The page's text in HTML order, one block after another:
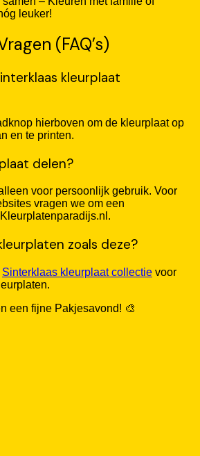
leuker!
(FAQ’s)
kleurplaat
hierboven om de kleurplaat op
en te printen.
delen?
voor persoonlijk gebruik. Voor
vragen we om een
zoals deze?
Sinterklaas kleurplaat collectie voor
een fijne Pakjesavond! 🎨